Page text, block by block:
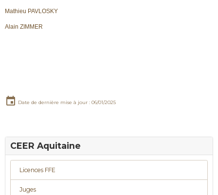
Mathieu PAVLOSKY
Alain ZIMMER
Date de dernière mise à jour : 06/01/2025
CEER Aquitaine
Licences FFE
Juges